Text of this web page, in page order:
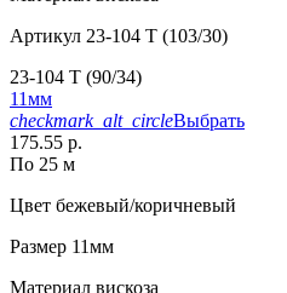
Артикул 23-104 T (103/30)
23-104 T (90/34)
11мм
checkmark_alt_circleВыбрать
175.55 р.
По 25 м
Цвет бежевый/коричневый
Размер 11мм
Материал вискоза